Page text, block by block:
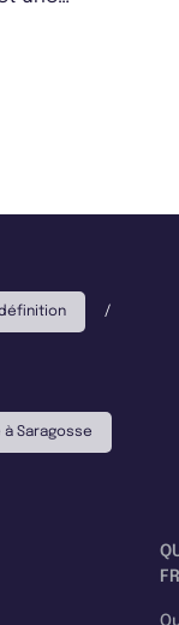
définition /
à Saragosse